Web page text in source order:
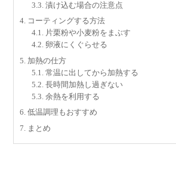
3.3. 漬け込む場合の注意点
4. コーティングする方法
4.1.片栗粉や小麦粉をまぶす
4.2.卵液にくぐらせる
5. 加熱の仕方
5.1. 常温に出してから加熱する
5.2. 長時間加熱し過ぎない
5.3. 余熱を利用する
6. 低温調理もおすすめ
7.
まとめ